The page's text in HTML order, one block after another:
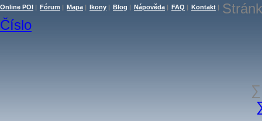
Online POI | Fórum | Mapa | Ikony | Blog | Nápověda | FAQ | Kontakt |
Číslo